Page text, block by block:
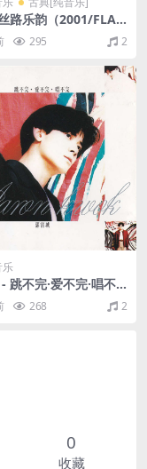
路乐韵（2001/FLA
）
295 2
乐
跳不完·爱不完·唱不
FLAC/分轨/256
268 2
0
收藏